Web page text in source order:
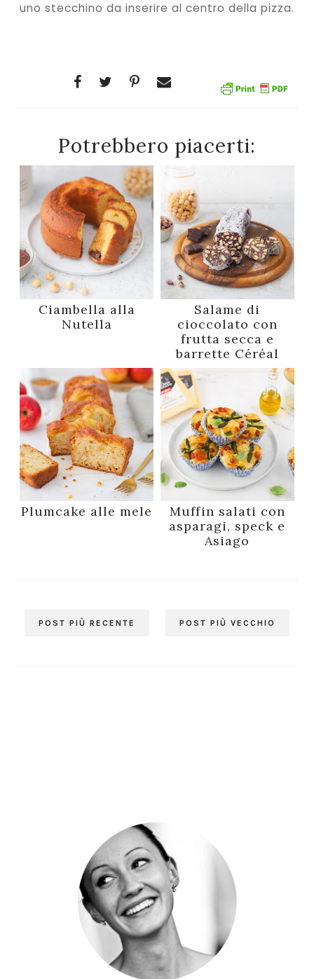
uno stecchino da inserire al centro della pizza.
Potrebbero piacerti:
Ciambella alla
Nutella
Salame di
cioccolato con
frutta secca e
barrette Céréal
Plumcake alle mele
Muffin salati con
asparagi, speck e
Asiago
POST PIÙ RECENTE POST PIÙ VECCHIO